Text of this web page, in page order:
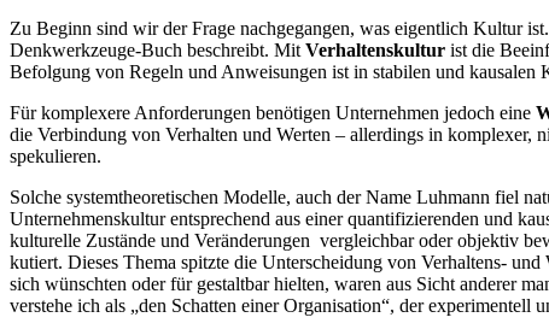
Zu Beginn sind wir der Fra­ge nach­ge­gan­gen, was eigent­lich Kul­tur
Denk­werk­zeu­ge-Buch beschreibt. Mit Ver­hal­tens­kul­tur ist die
Befol­gung von Regeln und Anwei­sun­gen ist in sta­bi­len und kau­sa­len
Für kom­ple­xe­re Anfor­de­run­gen benö­ti­gen Unter­neh­men jedoch eine
die Ver­bin­dung von Ver­hal­ten und Wer­ten – aller­dings in kom­ple­xer,
spe­ku­lie­ren.
Sol­che sys­tem­theo­re­ti­schen Model­le, auch der Name Luh­mann fiel
Unter­neh­mens­kul­tur ent­spre­chend aus einer quan­ti­fi­zie­ren­den und
kul­tu­rel­le Zustän­de und Ver­än­de­run­gen ver­gleich­bar oder objek­tiv
ku­tiert. Die­ses The­ma spitz­te die Unter­schei­dung von Ver­hal­tens-
sich wünsch­ten oder für gestalt­bar hiel­ten, waren aus Sicht ande­rer
ver­ste­he ich als „den Schat­ten einer Orga­ni­sa­ti­on“, der